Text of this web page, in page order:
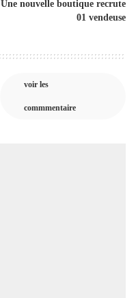
Une nouvelle boutique recrute
01 vendeuse
voir les
commmentaire